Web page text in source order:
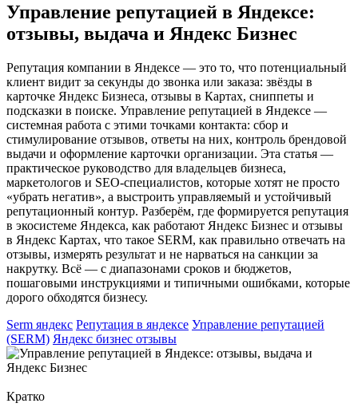
Управление репутацией в Яндексе:
отзывы, выдача и Яндекс Бизнес
Репутация компании в Яндексе — это то, что потенциальный
клиент видит за секунды до звонка или заказа: звёзды в
карточке Яндекс Бизнеса, отзывы в Картах, сниппеты и
подсказки в поиске. Управление репутацией в Яндексе —
системная работа с этими точками контакта: сбор и
стимулирование отзывов, ответы на них, контроль брендовой
выдачи и оформление карточки организации. Эта статья —
практическое руководство для владельцев бизнеса,
маркетологов и SEO-специалистов, которые хотят не просто
«убрать негатив», а выстроить управляемый и устойчивый
репутационный контур. Разберём, где формируется репутация
в экосистеме Яндекса, как работают Яндекс Бизнес и отзывы
в Яндекс Картах, что такое SERM, как правильно отвечать на
отзывы, измерять результат и не нарваться на санкции за
накрутку. Всё — с диапазонами сроков и бюджетов,
пошаговыми инструкциями и типичными ошибками, которые
дорого обходятся бизнесу.
Serm яндекс Репутация в яндексе Управление репутацией
(SERM) Яндекс бизнес отзывы
Кратко